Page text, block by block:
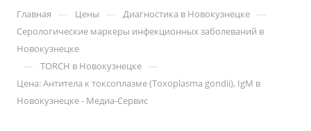
Главная — Цены — Диагностика в Новокузнецке —
Серологические маркеры инфекционных заболеваний в
Новокузнецке
— TORCH в Новокузнецке —
Цена: Антитела к токсоплазме (Toxoplasma gondii), IgM в
Новокузнецке - Медиа-Сервис